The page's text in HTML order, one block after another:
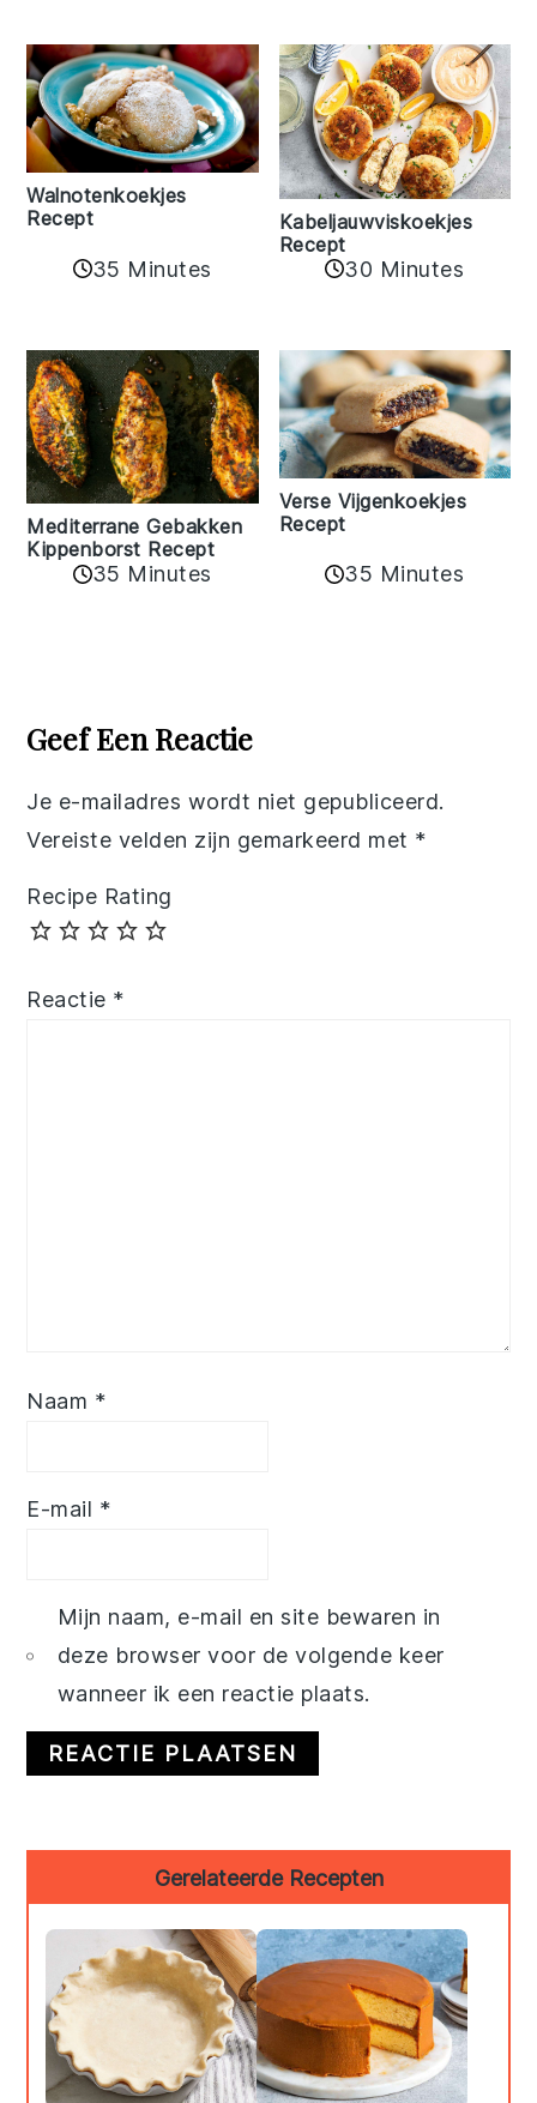
Walnotenkoekjes
Recept
35 Minutes
Kabeljauwviskoekjes
Recept
30 Minutes
Mediterrane Gebakken
Kippenborst Recept
35 Minutes
Verse Vijgenkoekjes
Recept
35 Minutes
Interactions
Geef Een Reactie
Je e-mailadres wordt niet gepubliceerd.
Vereiste velden zijn gemarkeerd met *
Recipe Rating
Reactie *
Naam *
E-mail *
Mijn naam, e-mail en site bewaren in
deze browser voor de volgende keer
wanneer ik een reactie plaats.
Sidebar
Gerelateerde Recepten